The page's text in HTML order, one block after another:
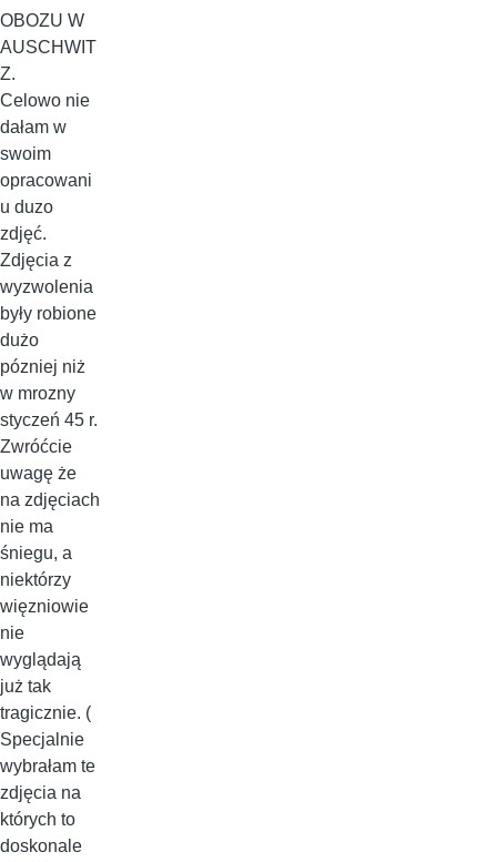
OBOZU W
AUSCHWIT
Z.
Celowo nie
dałam w
swoim
opracowani
u duzo
zdjęć.
Zdjęcia z
wyzwolenia
były robione
dużo
pózniej niż
w mrozny
styczeń 45 r.
Zwróćcie
uwagę że
na zdjęciach
nie ma
śniegu, a
niektórzy
więzniowie
nie
wyglądają
już tak
tragicznie. (
Specjalnie
wybrałam te
zdjęcia na
których to
doskonale